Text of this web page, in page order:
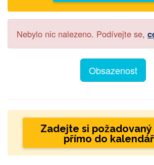
Nebylo nic nalezeno. Podívejte se,
Obsazenost
Zadejte si
přímo do